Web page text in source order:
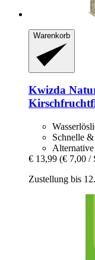
Warenkorb
Kwizda
Schnelle
€ 13,99 (€ 7,00 /
Zustellung bis